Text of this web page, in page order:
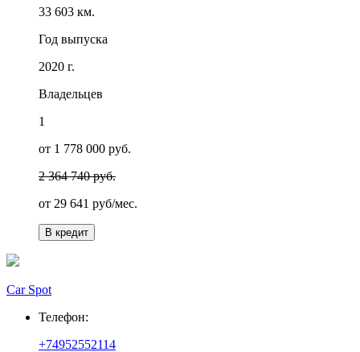
33 603 км.
Год выпуска
2020 г.
Владельцев
1
от 1 778 000 руб.
2 364 740 руб.
от 29 641 руб/мес.
В кредит
Car Spot
Телефон:
+74952552114